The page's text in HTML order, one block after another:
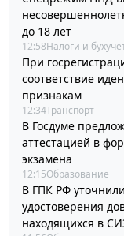
до 18 лет
12:58Налоги и
При
соответствие
признакам
12:34Транспорт
В Госдуме
аттестацией в
экзамена
12:15Образование
В ГПК РФ
удостоверения
находящихся в